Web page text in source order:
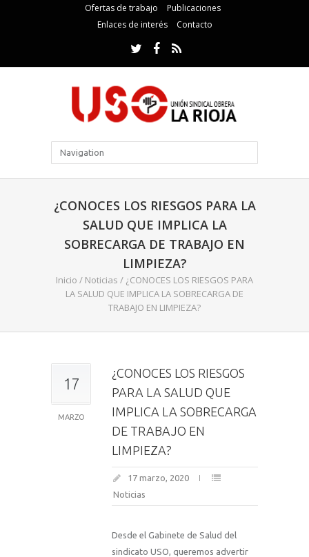
Ofertas de trabajo
Publicaciones
Enlaces de interés
Contacto
¿CONOCES LOS RIESGOS PARA LA
SALUD QUE IMPLICA LA
SOBRECARGA DE TRABAJO EN
LIMPIEZA?
Inicio / Noticias / ¿CONOCES LOS RIESGOS PARA
LA SALUD QUE IMPLICA LA SOBRECARGA DE
TRABAJO EN LIMPIEZA?
17
MARZO
¿CONOCES LOS RIESGOS
PARA LA SALUD QUE
IMPLICA LA SOBRECARGA
DE TRABAJO EN
LIMPIEZA?
17 marzo, 2020
Noticias
Desde el Gabinete de Salud del
sindicato USO, queremos advertir